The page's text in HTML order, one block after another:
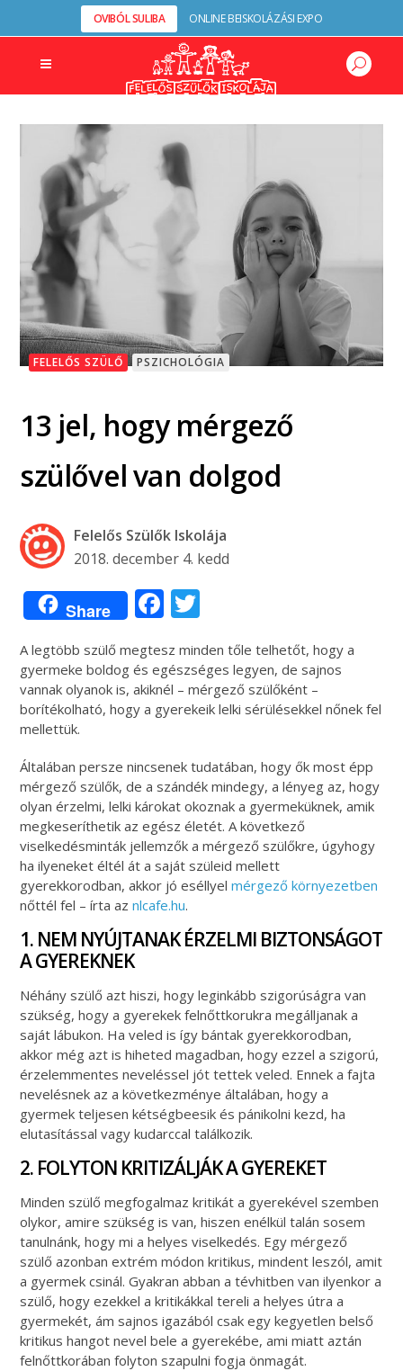
OVIBÓL SULIBA ONLINE BEISKOLÁZÁSI EXPO
FELELŐS SZÜLŐ PSZICHOLÓGIA
13 jel, hogy mérgező
szülővel van dolgod
Felelős Szülők Iskolája
2018. december 4. kedd
Share Facebook
A legtöbb szülő megtesz minden tőle telhetőt, hogy a
gyermeke boldog és egészséges legyen, de sajnos
vannak olyanok is, akiknél – mérgező szülőként –
borítékolható, hogy a gyerekeik lelki sérülésekkel nőnek fel
mellettük.
Általában persze nincsenek tudatában, hogy ők most épp
mérgező szülők, de a szándék mindegy, a lényeg az, hogy
olyan érzelmi, lelki károkat okoznak a gyermeküknek, amik
megkeseríthetik az egész életét. A következő
viselkedésminták jellemzők a mérgező szülőkre, úgyhogy
ha ilyeneket éltél át a saját szüleid mellett
gyerekkorodban, akkor jó eséllyelmérgező környezetben
nőttél fel – írta aznlcafe.hu.
1. NEM NYÚJTANAK ÉRZELMI BIZTONSÁGOT
A GYEREKNEK
Néhány szülő azt hiszi, hogy leginkább szigorúságra van
szükség, hogy a gyerekek felnőttkorukra megálljanak a
saját lábukon. Ha veled is így bántak gyerekkorodban,
akkor még azt is hiheted magadban, hogy ezzel a szigorú,
érzelemmentes neveléssel jót tettek veled. Ennek a fajta
nevelésnek az a következménye általában, hogy a
gyermek teljesen kétségbeesik és pánikolni kezd, ha
elutasítással vagy kudarccal találkozik.
2. FOLYTON KRITIZÁLJÁK A GYEREKET
Minden szülő megfogalmaz kritikát a gyerekével szemben
olykor, amire szükség is van, hiszen enélkül talán sosem
tanulnánk, hogy mi a helyes viselkedés. Egy mérgező
szülő azonban extrém módon kritikus, mindent leszól, amit
a gyermek csinál. Gyakran abban a tévhitben van ilyenkor a
szülő, hogy ezekkel a kritikákkal tereli a helyes útra a
gyermekét, ám sajnos igazából csak egy kegyetlen belső
kritikus hangot nevel bele a gyerekébe, ami miatt aztán
felnőttkorában folyton szapulni fogja önmagát.